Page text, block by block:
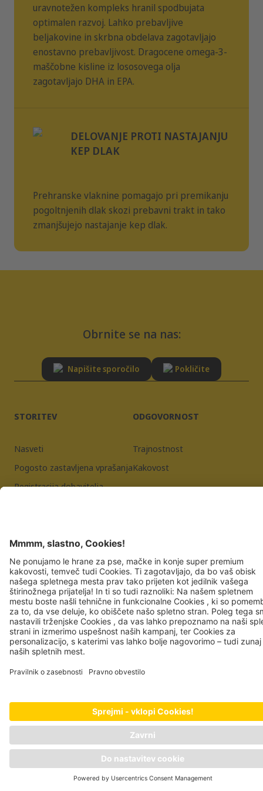
4–6 kg
85–110 g
6–8 kg
110–135 g
Analitične sestavine
Beljakovine
Surova vlakna
Surovi pepel
Magnezij
0.09 %
Fosfor
1.05 %
uravnotežen kompleks hranil spodbujata
optimalen razvoj. Lahko prebavljive
beljakovine in skrbna obdelava zagotavljajo
enostavno prebavljivost. Dragocene omega-3-
maščobne kisline iz lososovega olja
zagotavljajo DHA in EPA.
DELOVANJE PROTI NASTAJANJU
KEP DLAK
Prehranske vlaknine pomagajo pri premikanju
pogoltnjenih dlak skozi prebavni trakt in tako
zmanjšujejo nastajanje kep dlak.
Obrnite se na nas:
Napišite sporočilo Pokličite
STORITEV
Nasveti
Pogosto zastavljena vprašanja
Registracija dobavitelja
ODGOVORNOST
Trajnostnost
Kakovost
JOSERA PETFOOD GMBH
Industriegebiet Sud
DE-63924 Kleinheubach